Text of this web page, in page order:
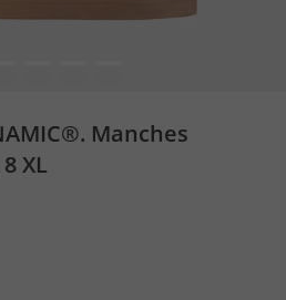
Manches
XL